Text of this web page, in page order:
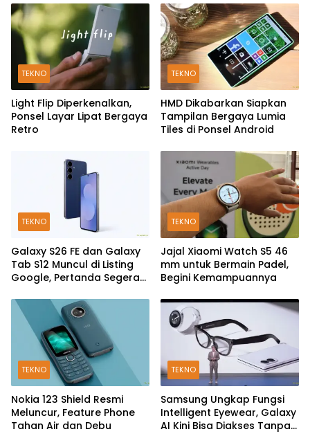
TEKNO
Light Flip Diperkenalkan,
Ponsel Layar Lipat Bergaya
Retro
TEKNO
HMD Dikabarkan Siapkan
Tampilan Bergaya Lumia
Tiles di Ponsel Android
TEKNO
Galaxy S26 FE dan Galaxy
Tab S12 Muncul di Listing
Google, Pertanda Segera
TEKNO
Jajal Xiaomi Watch S5 46
mm untuk Bermain Padel,
Begini Kemampuannya
TEKNO
Nokia 123 Shield Resmi
Meluncur, Feature Phone
Tahan Air dan Debu
TEKNO
Samsung Ungkap Fungsi
Intelligent Eyewear, Galaxy
AI Kini Bisa Diakses Tanpa